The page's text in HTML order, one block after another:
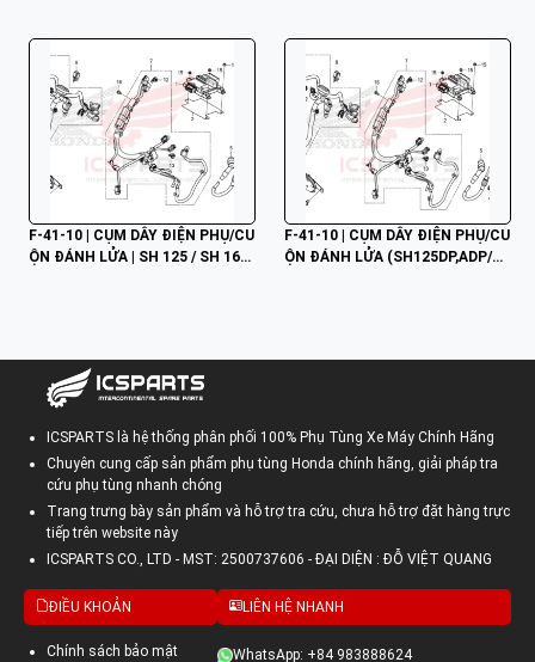
F-41-10 | CỤM DÂY ĐIỆN PHỤ/CU
ỘN ĐÁNH LỬA | SH 125 / SH 160
F-41-10 | CỤM DÂY ĐIỆN PHỤ/CU
ỘN ĐÁNH LỬA (SH125DP,ADP/S
ICSPARTS là hệ thống phân phối 100% Phụ Tùng Xe Máy Chính Hãng
Chuyên cung cấp sản phẩm phụ tùng Honda chính hãng, giải pháp tra
cứu phụ tùng nhanh chóng
Trang trưng bày sản phẩm và hỗ trợ tra cứu, chưa hỗ trợ đặt hàng trực
tiếp trên website này
ICSPARTS CO., LTD - MST: 2500737606 - ĐẠI DIỆN : ĐỖ VIỆT QUANG
ĐIỀU KHOẢN
Chính sách bảo mật
LIÊN HỆ NHANH
WhatsApp: +84 983888624